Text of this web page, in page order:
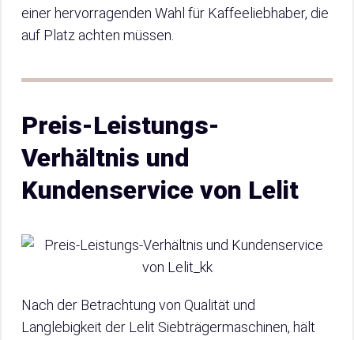
einer hervorragenden Wahl für Kaffeeliebhaber, die
auf Platz achten müssen.
Preis-Leistungs-
Verhältnis und
Kundenservice von Lelit
Nach der Betrachtung von Qualität und
Langlebigkeit der Lelit Siebträgermaschinen, hält